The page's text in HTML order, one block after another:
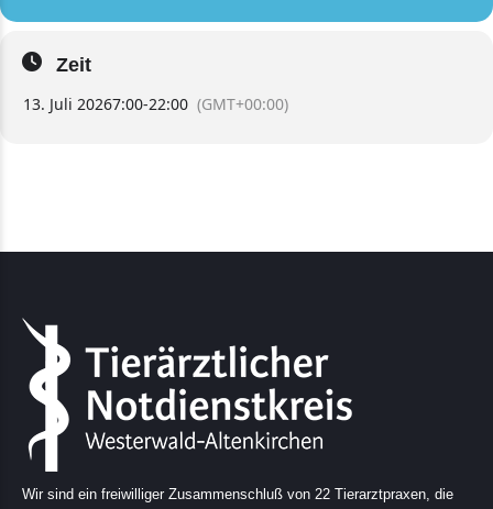
Zeit
13. Juli 20267:00-22:00 (GMT+00:00)
Wir sind ein freiwilliger Zusammenschluß von 22 Tierarztpraxen, die